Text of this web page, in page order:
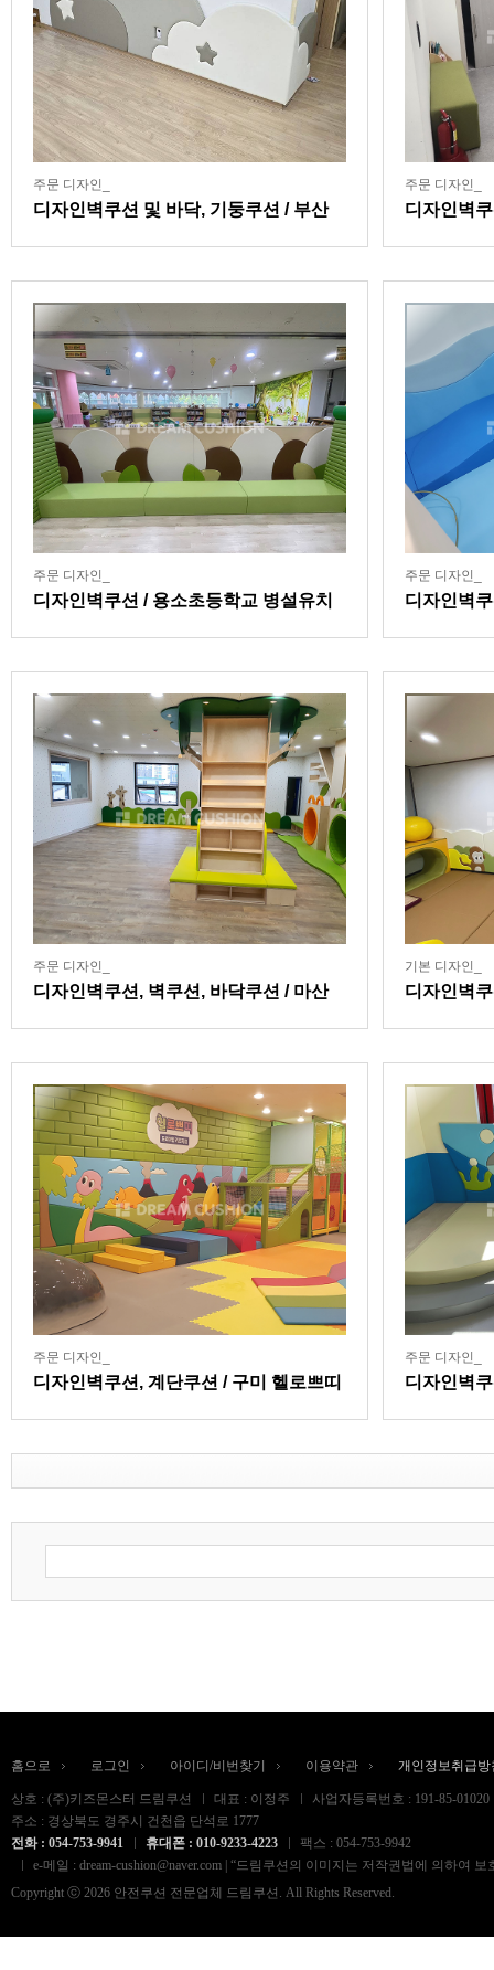
주문 디자인_
디자인벽쿠션 및 바닥, 기둥쿠션 / 부산
주문 디자인_
디자인벽
주문 디자인_
디자인벽쿠션 / 용소초등학교 병설유치
주문 디자인_
디자인벽
주문 디자인_
디자인벽쿠션, 벽쿠션, 바닥쿠션 / 마산
기본 디자인_
디자인벽
주문 디자인_
디자인벽쿠션, 계단쿠션 / 구미 헬로쁘띠
주문 디자인_
디자인벽
홈으로 로그인 아이디/비번찾기 이용약관 개인정보취급방
상호 : (주)키즈몬스터 드림쿠션 대표 : 이정주
사업자등록번호 : 191-85-01020
주소 : 경상북도 경주시 건천읍 단석로 1777
전화 : 054-753-9941
휴대폰 : 010-9233-4223
팩스 : 054-753-9942
e-메일 : dream-cushion@naver.com | “드림쿠션의 이미지는 저작권법에 의하
Copyright ⓒ 2026 안전쿠션 전문업체 드림쿠션. All Rights Reserved.